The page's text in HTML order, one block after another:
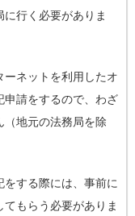
行く必要がありま
ネットを利用したオ
申請をするので、わざ
（地元の法務局を除
をする際には、事前に
もらう必要がありま